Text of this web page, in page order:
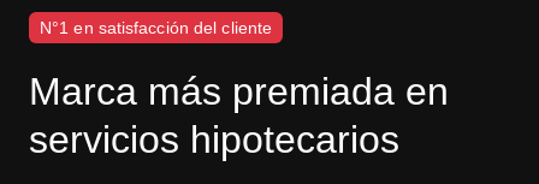
N°1 en satisfacción del cliente
Marca más premiada en
servicios hipotecarios